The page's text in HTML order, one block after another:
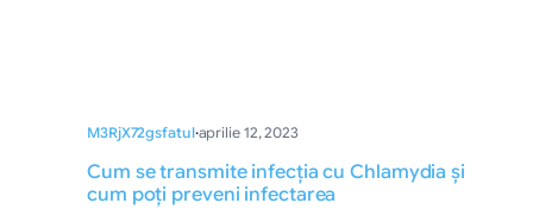
M3RjX72gsfatul·aprilie 12, 2023
Cum se transmite infecția cu Chlamydia și
cum poți preveni infectarea